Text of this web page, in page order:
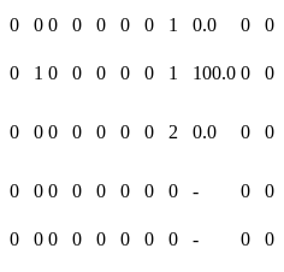
0 0 0 0 0 0 0 1 0.0 0 0
0 1 0 0 0 0 0 1 100.0 0 0
0 0 0 0 0 0 0 2 0.0 0 0
0 0 0 0 0 0 0 0 - 0 0
0 0 0 0 0 0 0 0 - 0 0